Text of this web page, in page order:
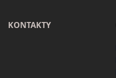
KONTAKTY